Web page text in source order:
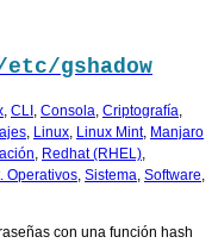
gshadow
, CLI , Consola, Criptografía,
, Linux, Linux Mint, Manjaro
, Redhat (RHEL),
Operativos, Sistema, Software,
con una función hash